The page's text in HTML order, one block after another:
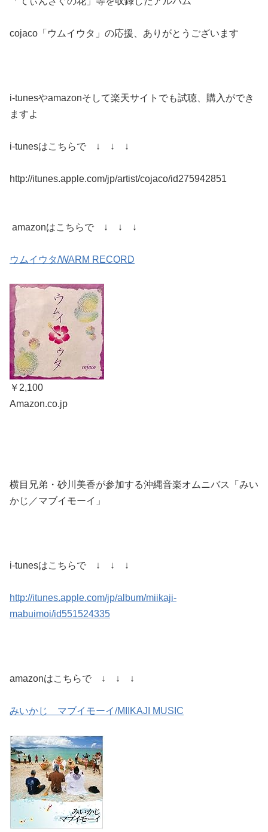
cojaco「ウムイウタ」の応援、ありがとうございます
i-tunesやamazonそして楽天サイトでも試聴、購入ができ
ますよ
i-tunesはこちらで ↓ ↓ ↓
http://itunes.apple.com/jp/artist/cojaco/id275942851
amazonはこちらで ↓ ↓ ↓
ウムイウタ/WARM RECORD
￥2,100
Amazon.co.jp
横目兄弟・砂川美香が参加する沖縄音楽オムニバス「みい
かじ／マブイモーイ」
i-tunesはこちらで ↓ ↓ ↓
http://itunes.apple.com/jp/album/miikaji-
mabuimoi/id551524335
amazonはこちらで ↓ ↓ ↓
みいかじ マブイモーイ/MIIKAJI MUSIC